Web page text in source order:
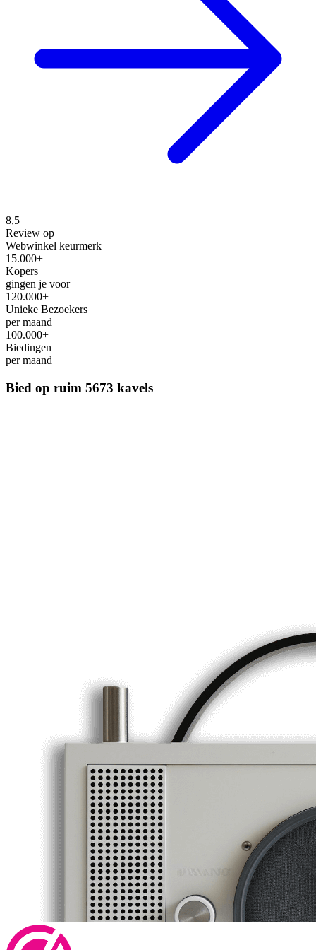
8,5
Review op
Webwinkel keurmerk
15.000+
Kopers
gingen je voor
120.000+
Unieke Bezoekers
per maand
100.000+
Biedingen
per maand
Bied op ruim 5673 kavels